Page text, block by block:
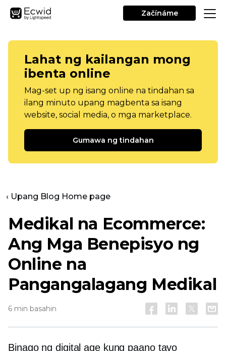
Začínáme
Lahat ng kailangan mong
ibenta online
Mag-set up ng isang online na tindahan sa
ilang minuto upang magbenta sa isang
website, social media, o mga marketplace.
Gumawa ng tindahan
‹ Upang Blog Home page
Medikal na Ecommerce:
Ang Mga Benepisyo ng
Online na
Pangangalagang Medikal
6 min basahin
Binago ng digital age kung paano tayo